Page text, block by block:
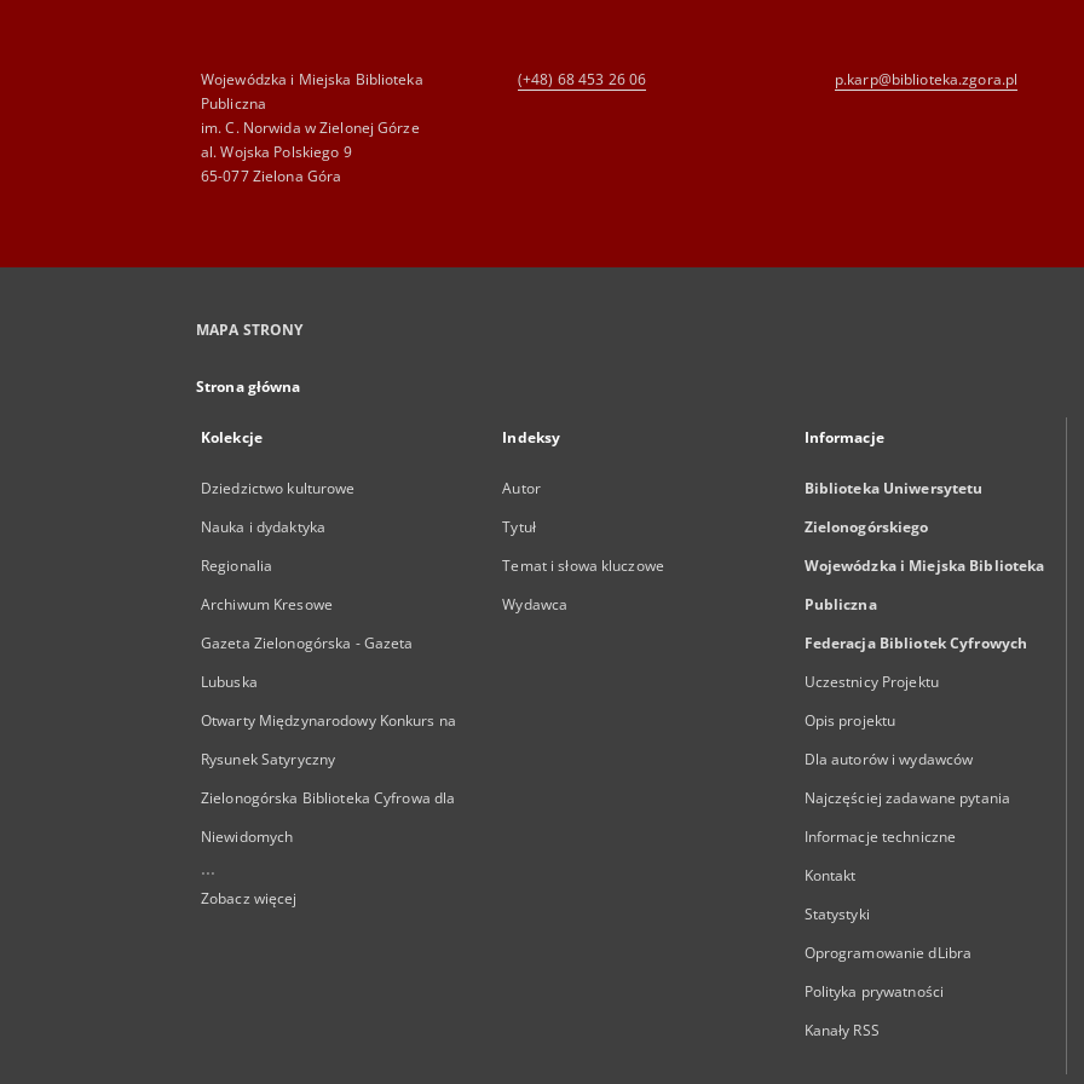
Wojewódzka i Miejska Biblioteka
Publiczna
im. C. Norwida w Zielonej Górze
al. Wojska Polskiego 9
65-077 Zielona Góra
(+48) 68 453 26 06 p.karp@biblioteka.zgora.pl
MAPA STRONY
Strona główna
Kolekcje
Dziedzictwo kulturowe
Nauka i dydaktyka
Regionalia
Archiwum Kresowe
Gazeta Zielonogórska - Gazeta
Lubuska
Otwarty Międzynarodowy Konkurs na
Rysunek Satyryczny
Zielonogórska Biblioteka Cyfrowa dla
Niewidomych
...
Zobacz więcej
Indeksy
Autor
Tytuł
Temat i słowa kluczowe
Wydawca
Informacje
Biblioteka Uniwersytetu
Zielonogórskiego
Wojewódzka i Miejska Biblioteka
Publiczna
Federacja Bibliotek Cyfrowych
Uczestnicy Projektu
Opis projektu
Dla autorów i wydawców
Najczęściej zadawane pytania
Informacje techniczne
Kontakt
Statystyki
Oprogramowanie dLibra
Polityka prywatności
Kanały RSS